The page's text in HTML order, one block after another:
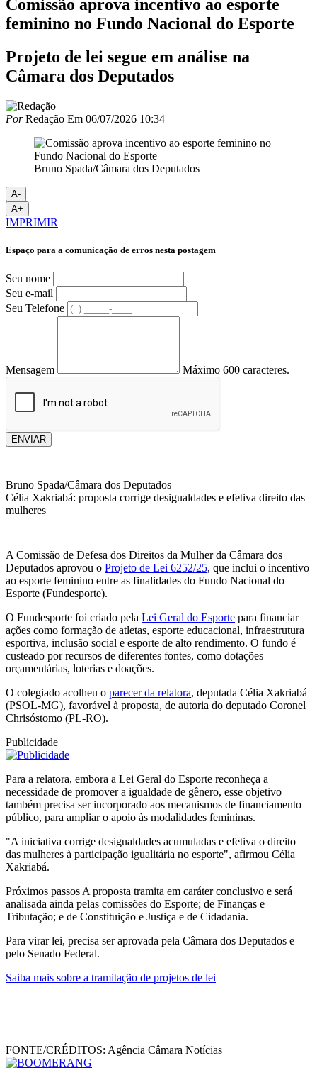
Comissão aprova incentivo ao esporte
feminino no Fundo Nacional do Esporte
Projeto de lei segue em análise na
Câmara dos Deputados
PorRedação Em 06/07/2026 10:34
Bruno Spada/Câmara dos Deputados
A-
A+
IMPRIMIR
Espaço para a comunicação de erros nesta postagem
Seu nome
Seu e-mail
Seu Telefone
Mensagem Máximo 600 caracteres.
ENVIAR
Bruno Spada/Câmara dos Deputados
Célia Xakriabá: proposta corrige desigualdades e efetiva direito das
mulheres
A Comissão de Defesa dos Direitos da Mulher da Câmara dos
Deputados aprovou o Projeto de Lei 6252/25, que inclui o incentivo
ao esporte feminino entre as finalidades do Fundo Nacional do
Esporte (Fundesporte).
O Fundesporte foi criado pela Lei Geral do Esporte para financiar
ações como formação de atletas, esporte educacional, infraestrutura
esportiva, inclusão social e esporte de alto rendimento. O fundo é
custeado por recursos de diferentes fontes, como dotações
orçamentárias, loterias e doações.
O colegiado acolheu o parecer da relatora, deputada Célia Xakriabá
(PSOL-MG), favorável à proposta, de autoria do deputado Coronel
Chrisóstomo (PL-RO).
Publicidade
Para a relatora, embora a Lei Geral do Esporte reconheça a
necessidade de promover a igualdade de gênero, esse objetivo
também precisa ser incorporado aos mecanismos de financiamento
público, para ampliar o apoio às modalidades femininas.
"A iniciativa corrige desigualdades acumuladas e efetiva o direito
das mulheres à participação igualitária no esporte", afirmou Célia
Xakriabá.
Próximos passos A proposta tramita em caráter conclusivo e será
analisada ainda pelas comissões do Esporte; de Finanças e
Tributação; e de Constituição e Justiça e de Cidadania.
Para virar lei, precisa ser aprovada pela Câmara dos Deputados e
pelo Senado Federal.
Saiba mais sobre a tramitação de projetos de lei
FONTE/CRÉDITOS: Agência Câmara Notícias